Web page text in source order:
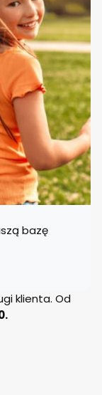
bazę
klienta. Od